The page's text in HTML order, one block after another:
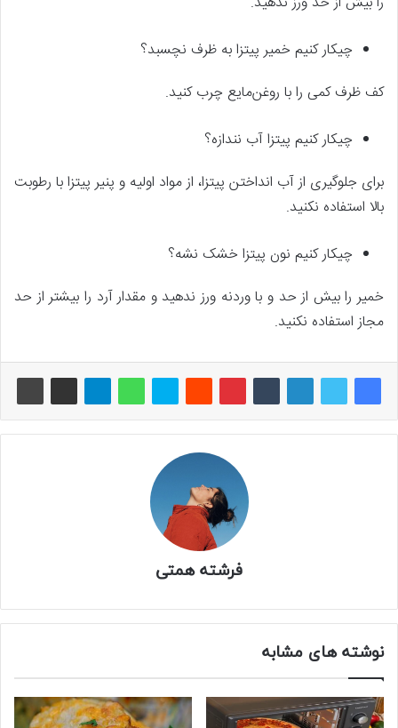
چیکار کنیم خمیر پیتزا به ظرف نچسبد؟
کف ظرف کمی را با روغن‌مایع چرب کنید.
چیکار کنیم پیتزا آب نندازه؟
برای جلوگیری از آب انداختن پیتزا، از مواد اولیه و پنیر پیتزا با رطوبت
بالا استفاده نکنید.
چیکار کنیم نون پیتزا خشک نشه؟
خمیر را بیش از حد و با وردنه ورز ندهید و مقدار آرد را بیشتر از حد
مجاز استفاده نکنید.
فرشته همتی
نوشته های مشابه